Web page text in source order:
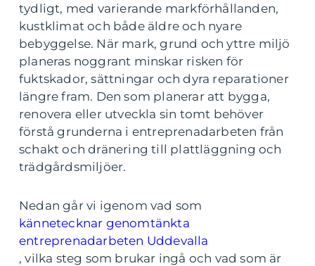
tydligt, med varierande markförhållanden,
kustklimat och både äldre och nyare
bebyggelse. När mark, grund och yttre miljö
planeras noggrant minskar risken för
fuktskador, sättningar och dyra reparationer
längre fram. Den som planerar att bygga,
renovera eller utveckla sin tomt behöver
förstå grunderna i entreprenadarbeten från
schakt och dränering till plattläggning och
trädgårdsmiljöer.
Nedan går vi igenom vad som
kännetecknar genomtänkta
entreprenadarbeten Uddevalla
, vilka steg som brukar ingå och vad som är